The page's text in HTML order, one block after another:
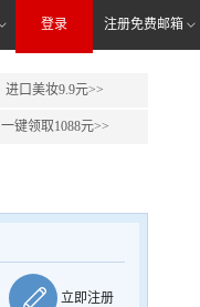
登录 注册免费邮箱
进口美妆9.9元>>
一键领取1088元>>
立即注册